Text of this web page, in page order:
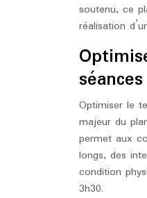
soutenu, ce
réalisation
Optimiser le
majeur du
permet aux
longs, des
condition
3h30.